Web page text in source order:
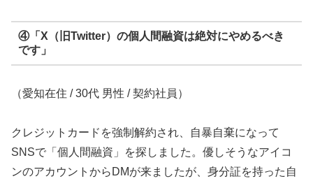
④「X（旧Twitter）の個人間融資は絶対にやめるべき
です」
（愛知在住 / 30代 男性 / 契約社員）
クレジットカードを強制解約され、自暴自棄になって
SNSで「個人間融資」を探しました。優しそうなアイコ
ンのアカウントからDMが来ましたが、身分証を持った自